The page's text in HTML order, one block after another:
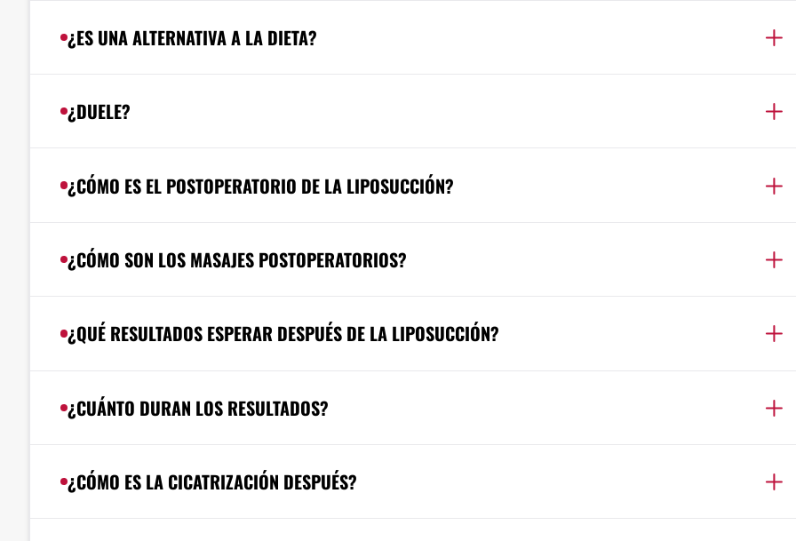
¿ES UNA ALTERNATIVA A LA DIETA?
¿DUELE?
¿CÓMO ES EL POSTOPERATORIO DE LA LIPOSUCCIÓN?
¿CÓMO SON LOS MASAJES POSTOPERATORIOS?
¿QUÉ RESULTADOS ESPERAR DESPUÉS DE LA LIPOSUCCIÓN?
¿CUÁNTO DURAN LOS RESULTADOS?
¿CÓMO ES LA CICATRIZACIÓN DESPUÉS?